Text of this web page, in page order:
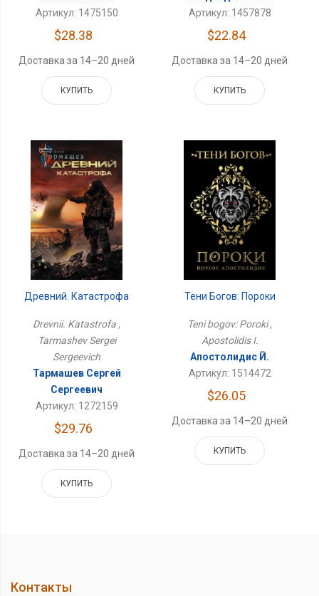
Артикул: 1475150
$28.38
Доставка за 14–20 дней
КУПИТЬ
Артикул: 1457878
$22.84
Доставка за 14–20 дней
КУПИТЬ
Древний. Катастрофа
Drevnii. Katastrofa ,
Tarmashev Sergei
Sergeevich
Тармашев Сергей
Сергеевич
Артикул: 1272159
$29.76
Доставка за 14–20 дней
КУПИТЬ
Тени Богов: Пороки
Teni bogov: Poroki ,
Apostolidis I.
Апостолидис Й.
Артикул: 1514472
$26.05
Доставка за 14–20 дней
КУПИТЬ
Контакты